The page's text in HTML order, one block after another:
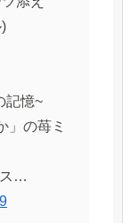
記憶~
」の苺ミ
ス…